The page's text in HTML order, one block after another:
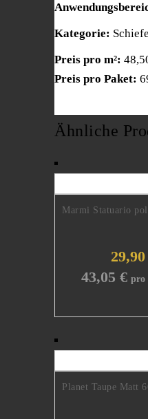
Kategorie:
Preis pro m²:
Preis pro Paket:
Ähnliche
Marmi Statuario
43,05 €
Planet Taupe Matt